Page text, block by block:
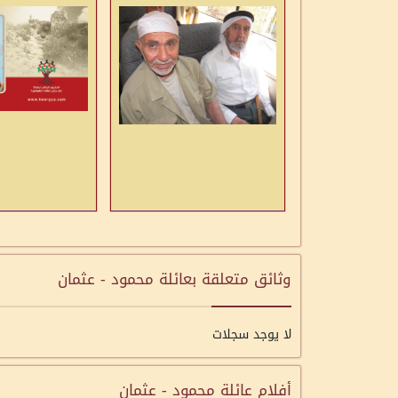
وثائق متعلقة بعائلة محمود - عثمان
لا يوجد سجلات
أفلام عائلة محمود - عثمان